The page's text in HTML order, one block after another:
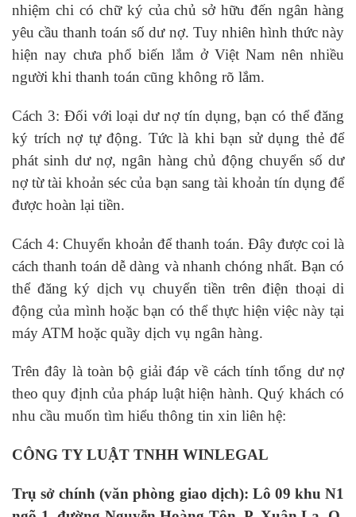
nhiệm chi có chữ ký của chủ sở hữu đến ngân hàng
yêu cầu thanh toán số dư nợ. Tuy nhiên hình thức này
hiện nay chưa phổ biến lắm ở Việt Nam nên nhiều
người khi thanh toán cũng không rõ lắm.
Cách 3: Đối với loại dư nợ tín dụng, bạn có thể đăng
ký trích nợ tự động. Tức là khi bạn sử dụng thẻ để
phát sinh dư nợ, ngân hàng chủ động chuyển số dư
nợ từ tài khoản séc của bạn sang tài khoản tín dụng để
được hoàn lại tiền.
Cách 4: Chuyển khoản để thanh toán. Đây được coi là
cách thanh toán dễ dàng và nhanh chóng nhất. Bạn có
thể đăng ký dịch vụ chuyển tiền trên điện thoại di
động của mình hoặc bạn có thể thực hiện việc này tại
máy ATM hoặc quầy dịch vụ ngân hàng.
Trên đây là toàn bộ giải đáp về cách tính tổng dư nợ
theo quy định của pháp luật hiện hành. Quý khách có
nhu cầu muốn tìm hiểu thông tin xin liên hệ:
CÔNG TY LUẬT TNHH WINLEGAL
Trụ sở chính (văn phòng giao dịch): Lô 09 khu N1